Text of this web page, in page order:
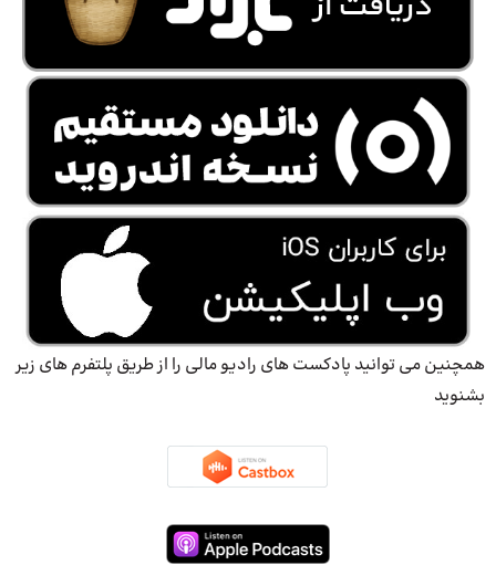
همچنین می توانید پادکست های رادیو مالی را از طریق پلتفرم های زیر
بشنوید